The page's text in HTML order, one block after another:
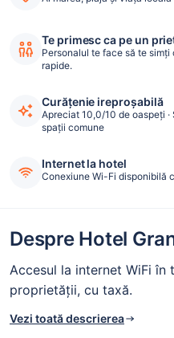
Te primesc ca pe un
Personalul te face să te
rapide.
Curățenie ireproșabilă
Apreciat 10,0/10 de oaspeți
spații comune
Internet la hotel
Conexiune Wi-Fi disponibilă
Despre Hotel
Accesul la internet WiFi în
proprietății, cu taxă.
Vezi toată descrierea